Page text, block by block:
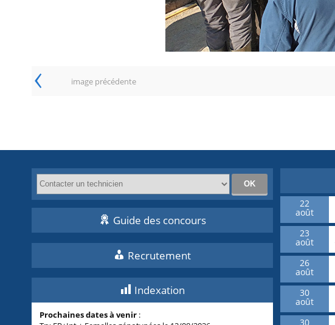
‹ image précédente
Guide des concours
Recrutement
Indexation
Prochaines dates à venir :
22
août
23
août
26
août
30
août
30